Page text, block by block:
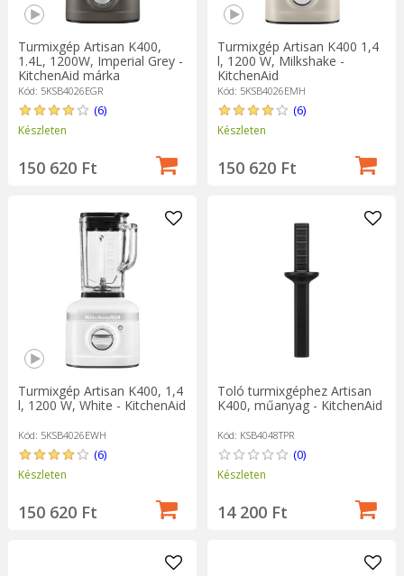
Turmixgép Artisan K400,
1.4L, 1200W, Imperial Grey -
KitchenAid márka
Kód: 5KSB4026EGR
(6)
Készleten
150 620 Ft
Turmixgép Artisan K400 1,4
l, 1200 W, Milkshake -
KitchenAid
Kód: 5KSB4026EMH
(6)
Készleten
150 620 Ft
Turmixgép Artisan K400, 1,4
l, 1200 W, White - KitchenAid
Kód: 5KSB4026EWH
(6)
Készleten
150 620 Ft
Toló turmixgéphez Artisan
K400, műanyag - KitchenAid
Kód: KSB4048TPR
(0)
Készleten
14 200 Ft